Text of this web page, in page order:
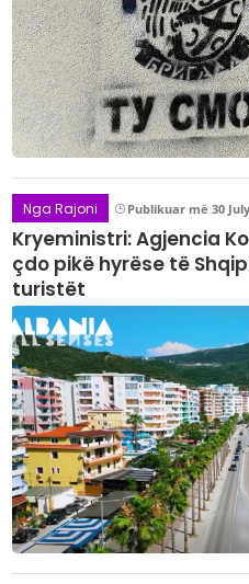
Nga Rajoni Publikuar më 30
Kryeministri: Agjencia
çdo pikë hyrëse të
turistët